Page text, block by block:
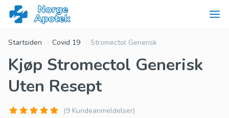
Startsiden Covid 19 Stromectol Generisk
Kjøp Stromectol Generisk
Uten Resept
(9 Kundeanmeldelser)